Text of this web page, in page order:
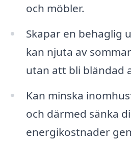
och möbler.
Skapar en behaglig
kan njuta av
utan att bli bländad
Kan minska
och därmed sänka
energikostnader